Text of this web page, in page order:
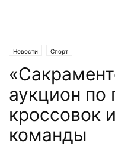
Новости Спорт
аукцион по
кроссовок
команды